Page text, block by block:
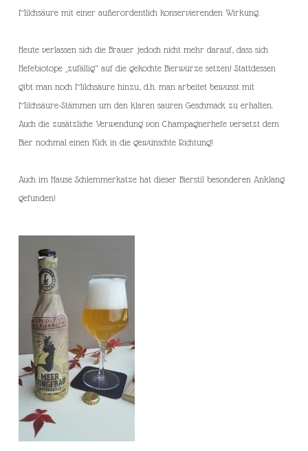
Milchsäure mit einer außerordentlich konservierenden Wirkung.
Heute verlassen sich die Brauer jedoch nicht mehr darauf, dass sich
Hefebiotope „zufällig“ auf die gekochte Bierwürze setzen! Stattdessen
gibt man noch Milchsäure hinzu, d.h. man arbeitet bewusst mit
Milchsäure-Stämmen um den klaren sauren Geschmack zu erhalten.
Auch die zusätzliche Verwendung von Champagnerhefe versetzt dem
Bier nochmal einen Kick in die gewünschte Richtung!
Auch im Hause Schlemmerkatze hat dieser Bierstil besonderen Anklang
gefunden!